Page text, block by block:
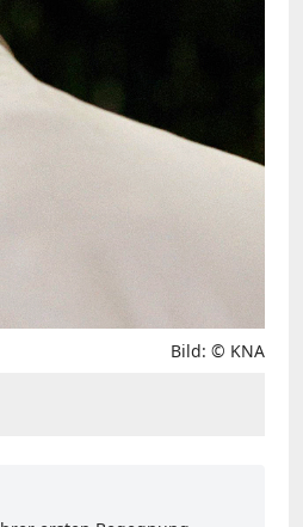
Bild: © KNA